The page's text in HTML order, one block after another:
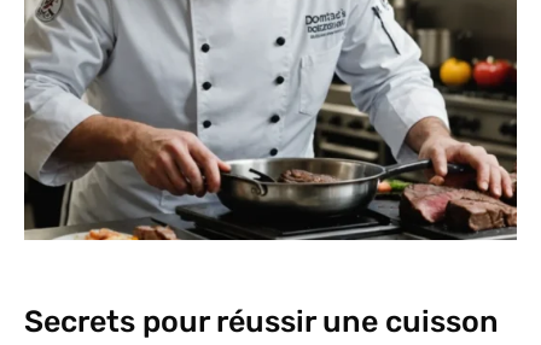
Secrets pour réussir une cuisson